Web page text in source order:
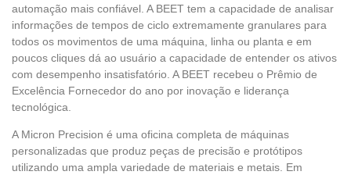
automação mais confiável. A BEET tem a capacidade de analisar
informações de tempos de ciclo extremamente granulares para
todos os movimentos de uma máquina, linha ou planta e em
poucos cliques dá ao usuário a capacidade de entender os ativos
com desempenho insatisfatório. A BEET recebeu o Prêmio de
Excelência Fornecedor do ano por inovação e liderança
tecnológica.
A Micron Precision é uma oficina completa de máquinas
personalizadas que produz peças de precisão e protótipos
utilizando uma ampla variedade de materiais e metais. Em